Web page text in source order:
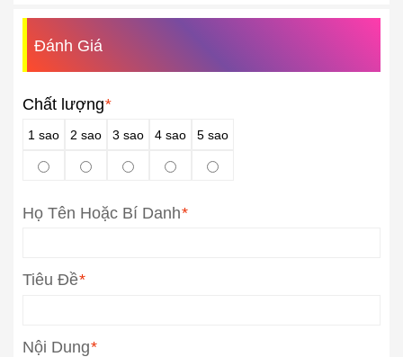
Đánh Giá
Chất lượng*
1 sao 2 sao 3 sao 4 sao 5 sao
*
Họ Tên Hoặc Bí Danh
*
Tiêu Đề
*
Nội Dung